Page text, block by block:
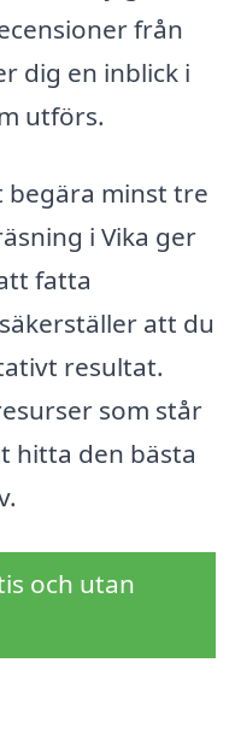
från
dig en inblick i
utförs.
begära minst tre
i Vika ger
fatta
att du
resultat.
som står
hitta den bästa
och utan